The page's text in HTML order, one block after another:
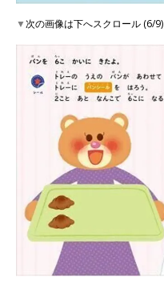
▼次の画像は下へスクロール (6/9)